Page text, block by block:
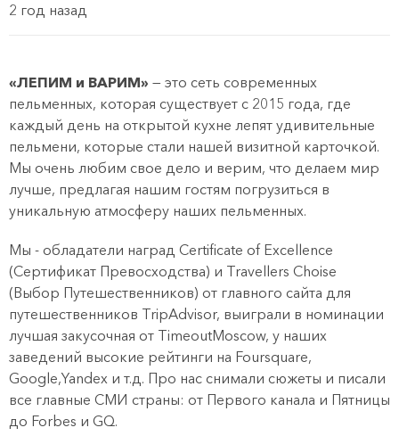
2 год назад
«ЛЕПИМ и ВАРИМ» — это сеть современных
пельменных, которая существует с 2015 года, где
каждый день на открытой кухне лепят удивительные
пельмени, которые стали нашей визитной карточкой.
Мы очень любим свое дело и верим, что делаем мир
лучше, предлагая нашим гостям погрузиться в
уникальную атмосферу наших пельменных.
Мы - обладатели наград Certificate of Excellence
(Сертификат Превосходства) и Travellers Choise
(Выбор Путешественников) от главного сайта для
путешественников TripAdvisor, выиграли в номинации
лучшая закусочная от TimeoutMoscow, у наших
заведений высокие рейтинги на Foursquare,
Google,Yandex и т.д. Про нас снимали сюжеты и писали
все главные СМИ страны: от Первого канала и Пятницы
до Forbes и GQ.